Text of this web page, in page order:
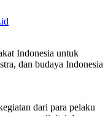
Indonesia untuk
dan budaya Indonesia
dari para pelaku